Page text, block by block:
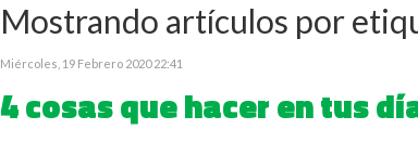
Mostrando artículos por
Miércoles, 19 Febrero 2020 22:41
4 cosas que hacer en tus